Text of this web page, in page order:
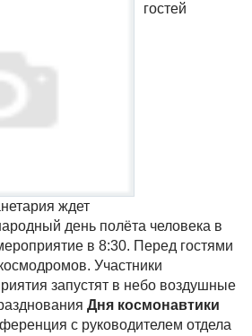
гостей
ждет
день полёта человека в
в 8:30. Перед гостями
Участники
запустят в небо воздушные
Дня космонавтики
с руководителем отдела